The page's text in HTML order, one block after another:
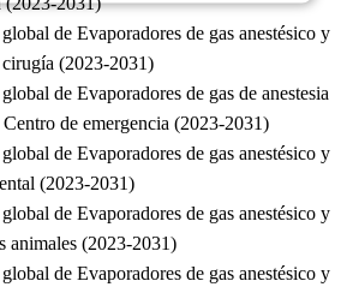
de Evaporadores de gas anestésico y
(2023-2031)
de Evaporadores de gas de anestesia
de emergencia (2023-2031)
de Evaporadores de gas anestésico y
(2023-2031)
de Evaporadores de gas anestésico y
animales (2023-2031)
de Evaporadores de gas anestésico y